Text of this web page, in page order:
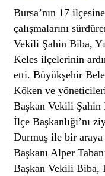
Bursa’nın 17
çalışmalarını
Vekili Şahin Biba,
Keles ilçelerinin
etti. Büyükşehir
Köken ve
Başkan Vekili
İlçe Başkanlığı’nı
Durmuş ile bir
Başkanı Alper
Başkan Vekili Biba,